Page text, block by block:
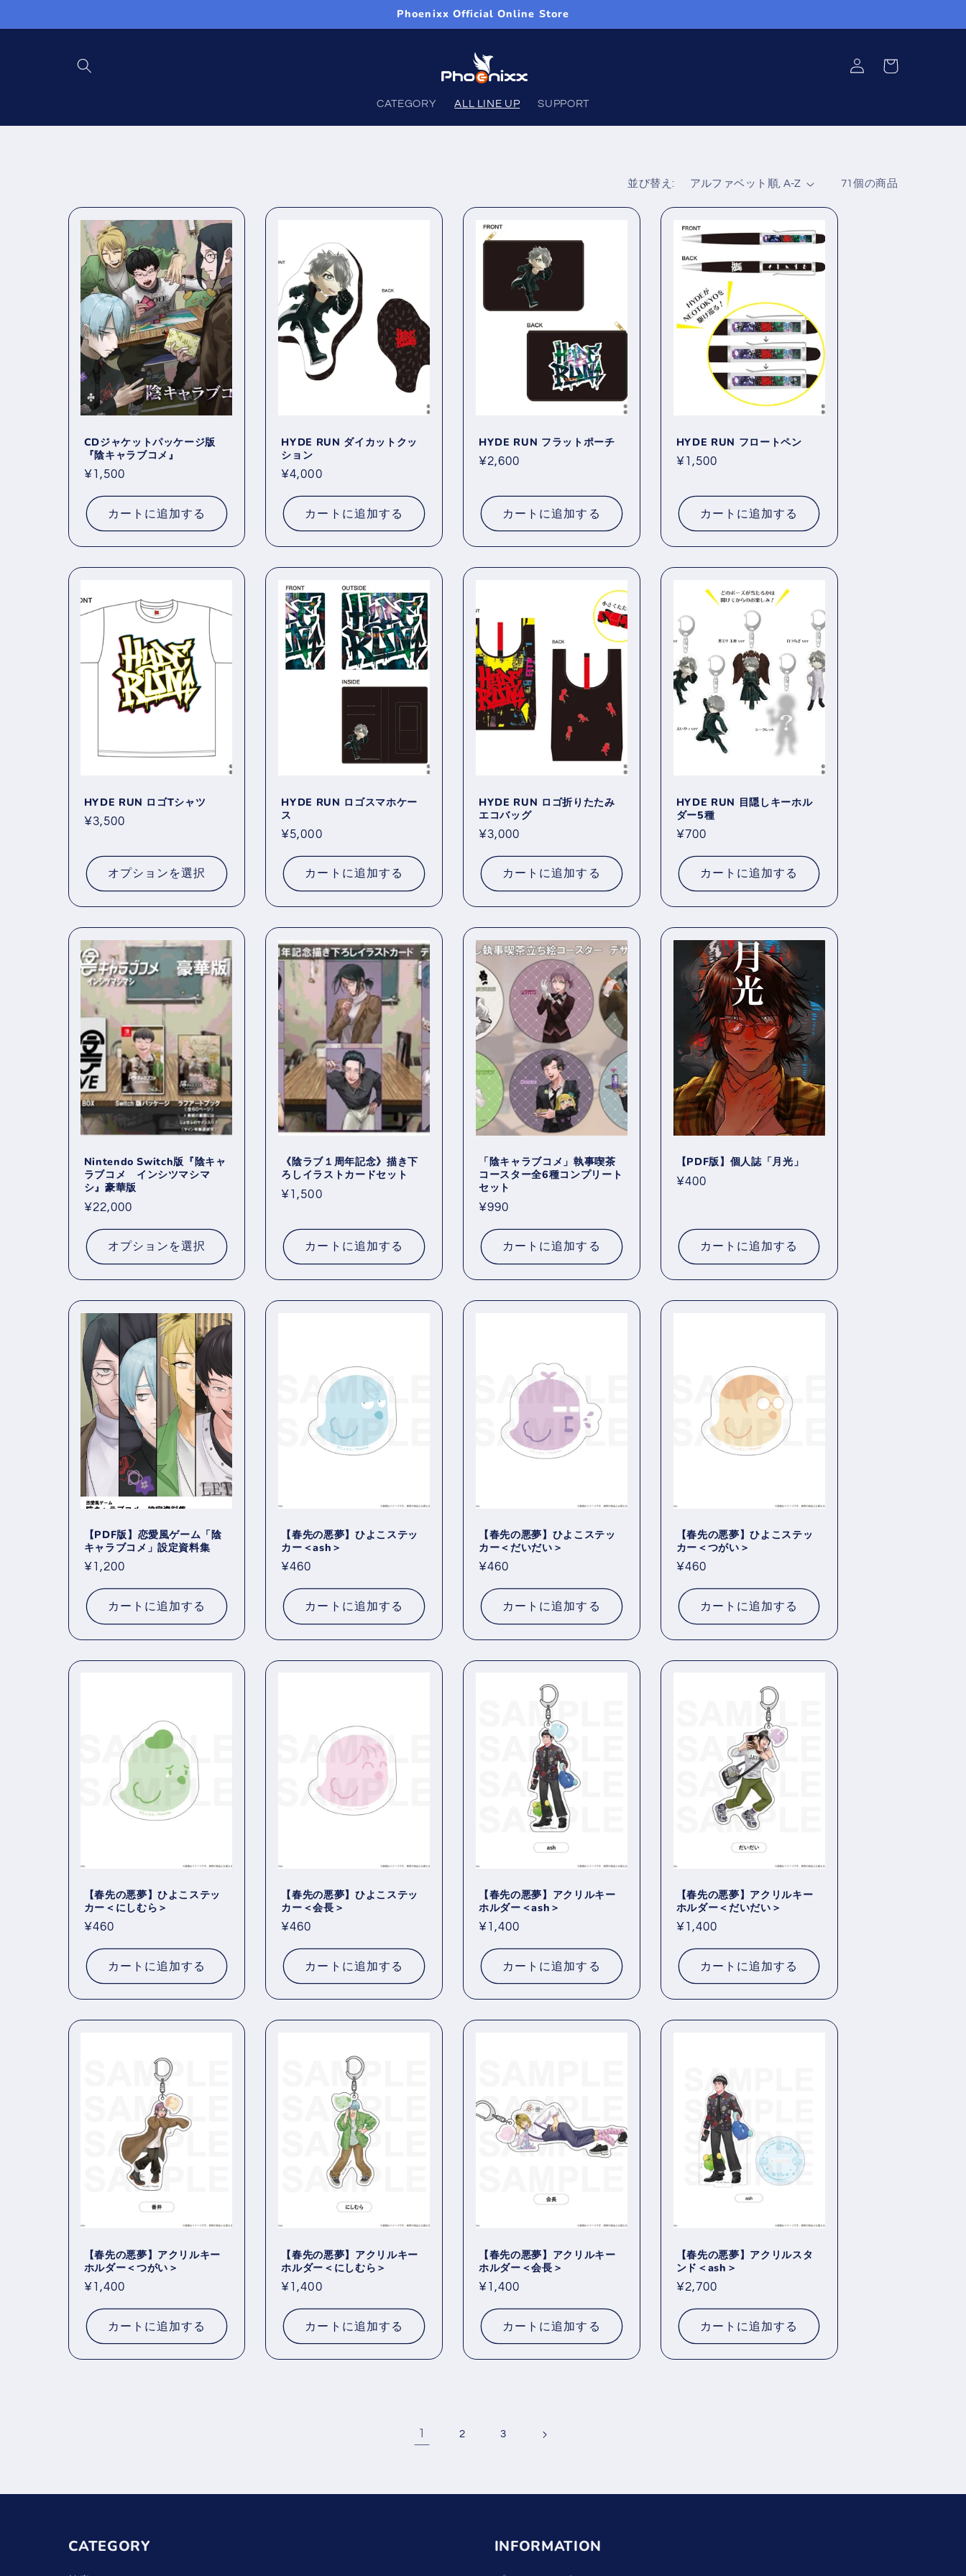
進む
Phoenixx Official Online Store
CATEGORY ALL LINE UP SUPPORT
グ
イ
ー
並び替え: 71個の商品
CDジャケットパッケージ版
『陰キャラブコメ』
通
価
格
¥1,500
カートに追加する
HYDE RUN ダイカットクッ
ション
通
価
格
¥4,000
カートに追加する
HYDE RUN フラットポーチ
通
価
格
¥2,600
カートに追加する
HYDE RUN フロートペン
通
価
格
¥1,500
カートに追加する
HYDE RUN ロゴTシャツ
通
価
格
¥3,500
オプションを選択
HYDE RUN ロゴスマホケー
ス
通
価
格
¥5,000
カートに追加する
HYDE RUN ロゴ折りたたみ
エコバッグ
通
価
格
¥3,000
カートに追加する
HYDE RUN 目隠しキーホル
ダー5種
通
価
格
¥700
カートに追加する
Nintendo Switch版『陰キャ
ラブコメ インシツマシマ
シ』豪華版
通
価
格
¥22,000
オプションを選択
《陰ラブ１周年記念》描き下
ろしイラストカードセット
通
価
格
¥1,500
カートに追加する
「陰キャラブコメ」執事喫茶
コースター全6種コンプリート
セット
通
価
格
¥990
カートに追加する
【PDF版】個人誌「月光」
通
格
¥400
カートに追加する
【PDF版】恋愛風ゲーム「陰
キャラブコメ」設定資料集
通
価
格
¥1,200
カートに追加する
【春先の悪夢】ひよこステッ
カー＜ash＞
通
価
格
¥460
カートに追加する
【春先の悪夢】ひよこステッ
カー＜だいだい＞
通
価
格
¥460
カートに追加する
【春先の悪夢】ひよこステッ
カー＜つがい＞
通
価
格
¥460
カートに追加する
【春先の悪夢】ひよこステッ
カー＜にしむら＞
通
価
格
¥460
カートに追加する
【春先の悪夢】ひよこステッ
カー＜会長＞
通
価
格
¥460
カートに追加する
【春先の悪夢】アクリルキー
ホルダー＜ash＞
通
価
格
¥1,400
カートに追加する
【春先の悪夢】アクリルキー
ホルダー＜だいだい＞
通
価
格
¥1,400
カートに追加する
【春先の悪夢】アクリルキー
ホルダー＜つがい＞
通
価
格
¥1,400
カートに追加する
【春先の悪夢】アクリルキー
ホルダー＜にしむら＞
通
価
格
¥1,400
カートに追加する
【春先の悪夢】アクリルキー
ホルダー＜会長＞
通
価
格
¥1,400
カートに追加する
【春先の悪夢】アクリルスタ
ンド＜ash＞
通
価
格
¥2,700
カートに追加する
1 2 3
CATEGORY INFORMATION